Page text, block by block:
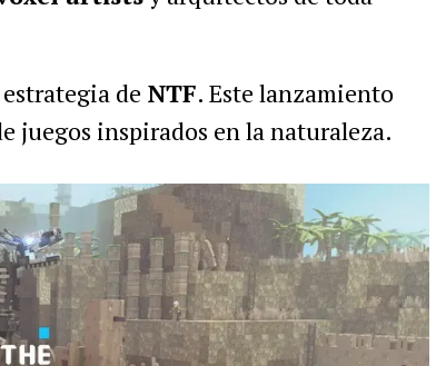
de NTF. Este lanzamiento
juegos inspirados en la naturaleza.